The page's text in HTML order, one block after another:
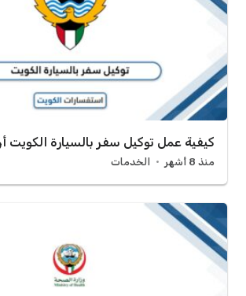
كيفية عمل توكيل سفر بالسيارة الكويت أون
منذ 8 أشهر الخدمات